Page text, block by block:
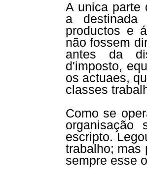
A unica parte
a destinada
productos e
não fossem
antes da
d'imposto,
os actuaes,
classes
Como se
escripto.
trabalho; mas
sempre esse